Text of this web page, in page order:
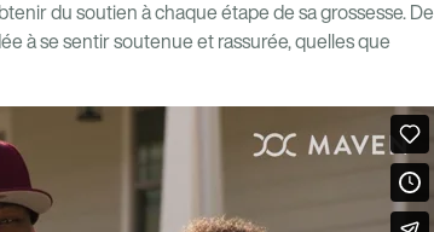
du soutien à chaque étape de sa grossesse. De
à se sentir soutenue et rassurée, quelles que